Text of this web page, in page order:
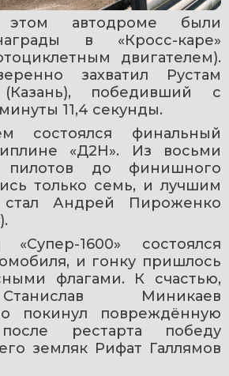
автодроме были
в «Кросс-каре»
двигателем).
захватил Рустам
(Казань), победивший с
11,4 секунды.
состоялся финальный
«Д2Н». Из восьми
пилотов до финишного
только семь, и лучшим
Андрей Пироженко
1600» состоялся
и гонку пришлось
флагами. К счастью,
Миникаев
покинул повреждённую
рестарта победу
земляк Рифат Галлямов